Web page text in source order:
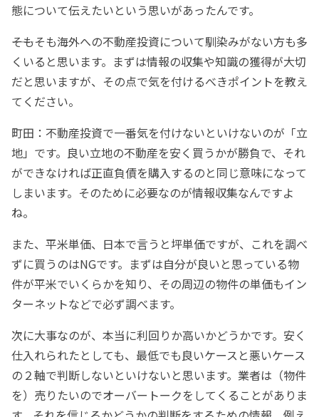
態について伝えたいという思いがあったんです。
――そもそも海外への不動産投資について馴染みがない方も多
くいると思います。まずは情報の収集や知識の獲得が大切
だと思いますが、その点で気を付けるべきポイントを教え
てください。
町田：不動産投資で一番気を付けないといけないのが「立
地」です。良い立地の不動産を安く買うかが勝負で、それ
ができなければ正直負債を購入するのと同じ意味になって
しまいます。そのために必要なのが情報収集なんですよ
ね。
また、平米単価、日本で言うと坪単価ですが、これを調べ
ずに買うのはNGです。まずは自分が良いと思っている物
件が平米でいくらかを知り、その周辺の物件の単価もイン
ターネットなどで必ず調べます。
次に大事なのが、本当に利回りか高いかどうかです。安く
仕入れられたとしても、最低でも良いケースと悪いケース
の２軸で判断しないといけないと思います。業者は（物件
を）売りたいのでオーバートークをしてくることがありま